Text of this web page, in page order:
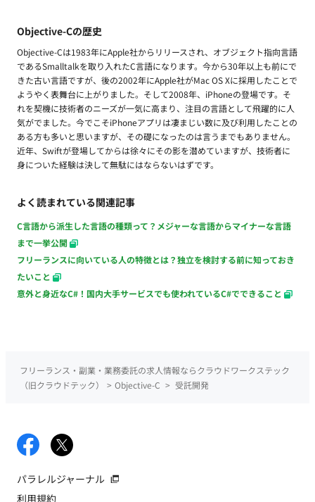
Objective-Cの歴史
Objective-Cは1983年にApple社からリリースされ、オブジェクト指向言語
であるSmalltalkを取り入れたC言語になります。今から30年以上も前にで
きた古い言語ですが、後の2002年にApple社がMac OS Xに採用したことで
ようやく表舞台に上がりました。そして2008年、iPhoneの登場です。そ
れを契機に技術者のニーズが一気に高まり、注目の言語として飛躍的に人
気がでました。今でこそiPhoneアプリは凄まじい数に及び利用したことの
ある方も多いと思いますが、その礎になったのは言うまでもありません。
近年、Swiftが登場してからは徐々にその影を潜めていますが、技術者に
身についた経験は決して無駄にはならないはずです。
よく読まれている関連記事
C言語から派生した言語の種類って？メジャーな言語からマイナーな言語
まで一挙公開
フリーランスに向いている人の特徴とは？独立を検討する前に知っておき
たいこと
意外と身近なC#！国内大手サービスでも使われているC#でできること
フリーランス・副業・業務委託の求人情報ならクラウドワークステック
（旧クラウドテック）
> Objective-C > 受託開発
パラレルジャーナル
利用規約